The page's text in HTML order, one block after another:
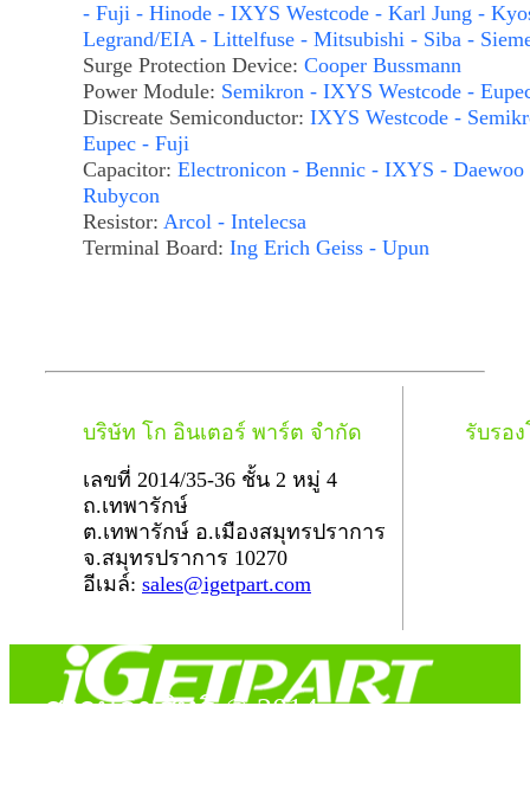
- Fuji - Hinode - IXYS Westcode - Karl Jung -
Legrand/EIA - Littelfuse - Mitsubishi - Siba -
Surge Protection Device: Cooper Bussmann
Power Module: Semikron - IXYS Westcode -
Discreate Semiconductor: IXYS Westcode -
Eupec - Fuji
Capacitor: Electronicon - Bennic - IXYS - Daewoo
Rubycon
Resistor: Arcol - Intelecsa
Terminal Board: Ing Erich Geiss - Upun
บริษัท โก อินเตอร์ พาร์ต จำกัด
เลขที่ 2014/35-36 ชั้น 2 หมู่ 4
ถ.เทพารักษ์
ต.เทพารักษ์ อ.เมืองสมุทรปราการ
จ.สมุทรปราการ 10270
อีเมล์: sales@igetpart.com
รับรอ
สงวนลิขสิทธิ์ © 2014